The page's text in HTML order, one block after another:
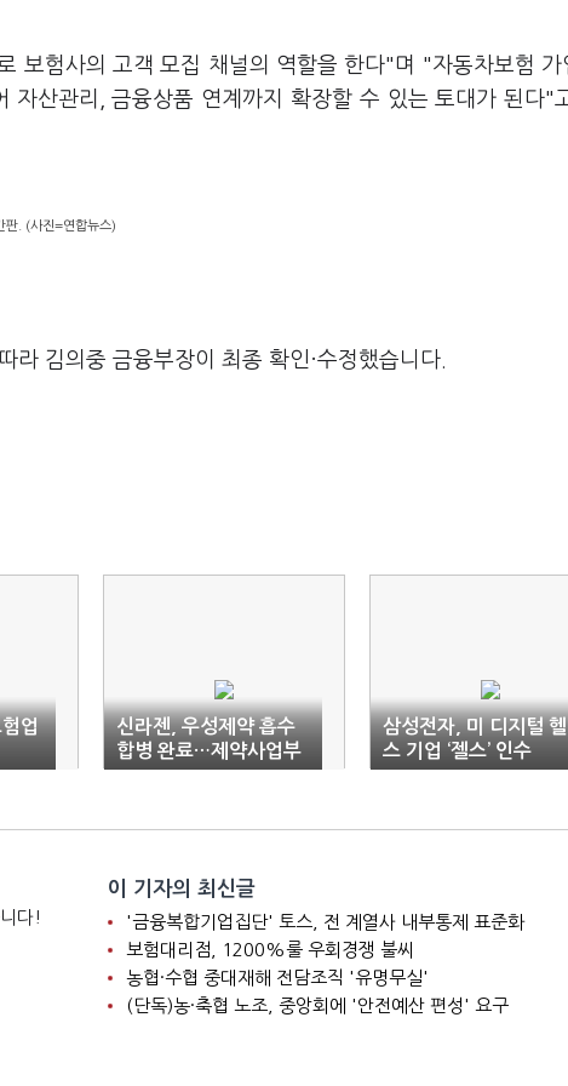
보험사의 고객 모집 채널의 역할을 한다"며 "자동차보험 가
자산관리, 금융상품 연계까지 확장할 수 있는 토대가 된다"
판. (사진=연합뉴스)
김의중 금융부장이 최종 확인·수정했습니다.
업
신라젠, 우성제약 흡수
합병 완료…제약사업부
로 통합 운영
삼성전자, 미 디지털 헬
스 기업 ‘젤스’ 인수
다!
이 기자의 최신글
'금융복합기업집단' 토스, 전 계열사 내부통제 표준화
보험대리점, 1200%룰 우회경쟁 불씨
농협·수협 중대재해 전담조직 '유명무실'
(단독)농·축협 노조, 중앙회에 '안전예산 편성' 요구